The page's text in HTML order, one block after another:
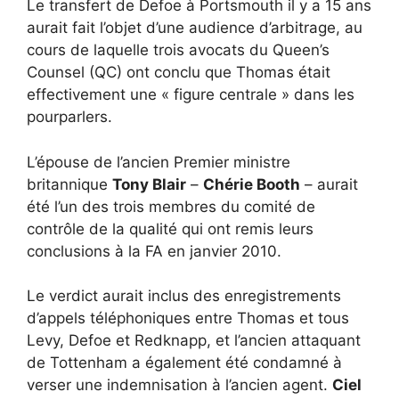
Le transfert de Defoe à Portsmouth il y a 15 ans
aurait fait l’objet d’une audience d’arbitrage, au
cours de laquelle trois avocats du Queen’s
Counsel (QC) ont conclu que Thomas était
effectivement une « figure centrale » dans les
pourparlers.
L’épouse de l’ancien Premier ministre
britannique Tony Blair – Chérie Booth – aurait
été l’un des trois membres du comité de
contrôle de la qualité qui ont remis leurs
conclusions à la FA en janvier 2010.
Le verdict aurait inclus des enregistrements
d’appels téléphoniques entre Thomas et tous
Levy, Defoe et Redknapp, et l’ancien attaquant
de Tottenham a également été condamné à
verser une indemnisation à l’ancien agent. Ciel